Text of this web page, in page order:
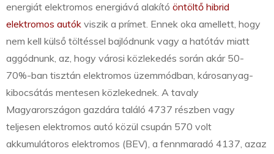
energiát elektromos energiává alakító öntöltő hibrid
elektromos autók viszik a prímet. Ennek oka amellett, hogy
nem kell külső töltéssel bajlódnunk vagy a hatótáv miatt
aggódnunk, az, hogy városi közlekedés során akár 50-
70%-ban tisztán elektromos üzemmódban, károsanyag-
kibocsátás mentesen közlekednek. A tavaly
Magyarországon gazdára találó 4737 részben vagy
teljesen elektromos autó közül csupán 570 volt
akkumulátoros elektromos (BEV), a fennmaradó 4137, azaz